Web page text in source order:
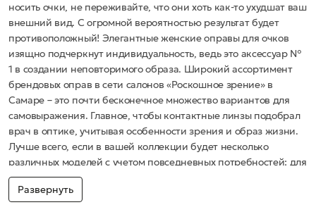
носить очки, не переживайте, что они хоть как-то ухудшат ваш
внешний вид. С огромной вероятностью результат будет
противоположный! Элегантные женские оправы для очков
изящно подчеркнут индивидуальность, ведь это аксессуар №
1 в создании неповторимого образа. Широкий ассортимент
брендовых оправ в сети салонов «Роскошное зрение» в
Самаре – это почти бесконечное множество вариантов для
самовыражения. Главное, чтобы контактные линзы подобрал
врач в оптике, учитывая особенности зрения и образ жизни.
Лучше всего, если в вашей коллекции будет несколько
различных моделей с учетом повседневных потребностей: для
спорта и физической активности – самые надежные, для
отдыха – кокетливые и яркие, для работы и бизнеса –
Развернуть